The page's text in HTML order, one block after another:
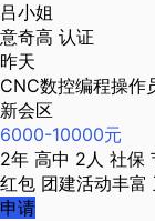
吕小姐
意奇高 认证
昨天
CNC数控编程操作
新会区
6000-10000元
2年 高中 2人 社保
红包 团建活动丰富
申请